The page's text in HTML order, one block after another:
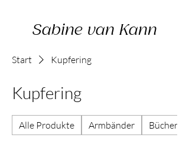
Sabine van Kann
Start Kupfering
Kupfering
Alle Produkte Armbänder Bücher